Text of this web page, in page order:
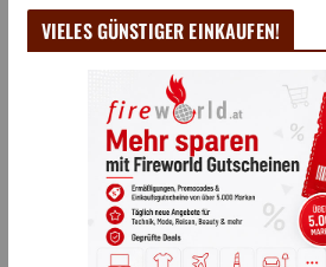
VIELES GÜNSTIGER EINKAUFEN!